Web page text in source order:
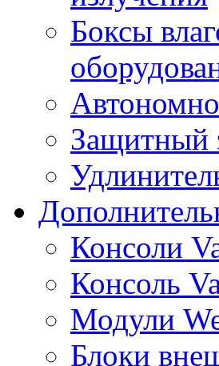
Боксы
Защитный
Консоли
Консоль
Модули
Блоки